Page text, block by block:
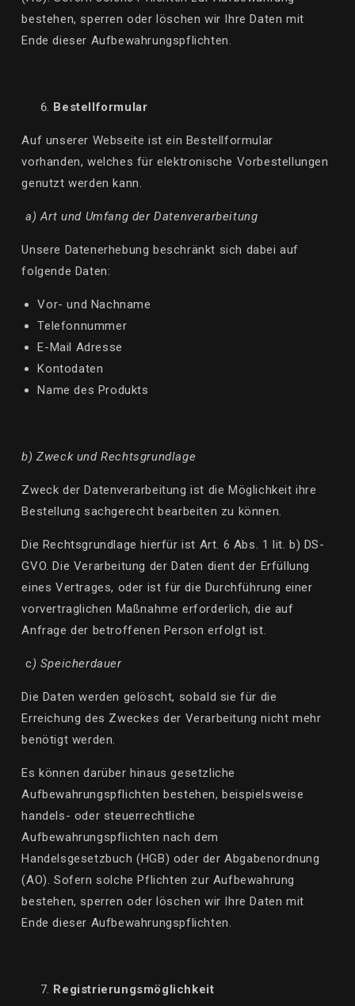
bestehen, sperren oder löschen wir Ihre Daten mit
Ende dieser Aufbewahrungspflichten.
Bestellformular
Auf unserer Webseite ist ein Bestellformular
vorhanden, welches für elektronische Vorbestellungen
genutzt werden kann.
a) Art und Umfang der Datenverarbeitung
Unsere Datenerhebung beschränkt sich dabei auf
folgende Daten:
Vor- und Nachname
Telefonnummer
E-Mail Adresse
Kontodaten
Name des Produkts
b) Zweck und Rechtsgrundlage
Zweck der Datenverarbeitung ist die Möglichkeit ihre
Bestellung sachgerecht bearbeiten zu können.
Die Rechtsgrundlage hierfür ist Art. 6 Abs. 1 lit. b) DS-
GVO. Die Verarbeitung der Daten dient der Erfüllung
eines Vertrages, oder ist für die Durchführung einer
vorvertraglichen Maßnahme erforderlich, die auf
Anfrage der betroffenen Person erfolgt ist.
c) Speicherdauer
Die Daten werden gelöscht, sobald sie für die
Erreichung des Zweckes der Verarbeitung nicht mehr
benötigt werden.
Es können darüber hinaus gesetzliche
Aufbewahrungspflichten bestehen, beispielsweise
handels- oder steuerrechtliche
Aufbewahrungspflichten nach dem
Handelsgesetzbuch (HGB) oder der Abgabenordnung
(AO). Sofern solche Pflichten zur Aufbewahrung
bestehen, sperren oder löschen wir Ihre Daten mit
Ende dieser Aufbewahrungspflichten.
Registrierungsmöglichkeit